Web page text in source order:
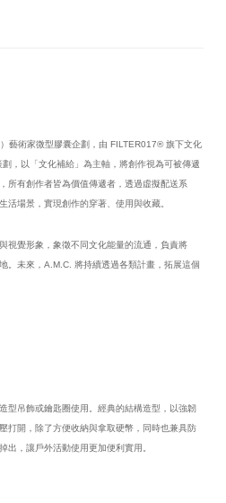
藝術家微型膠囊企劃，由 FILTER017® 旗下文化
，以「文化補給」為主軸，將創作視為可被傳遞
所有創作者皆為價值傳遞者，透過虛擬配送系
活場景，實現創作的穿著、使用與收藏。
視覺形象，象徵不同文化能量的流通，負責將
。未來，A.M.C. 將持續透過各類計畫，拓展這個
型吊飾或鑰匙圈使用。經典的結構造型，以強韌
打開，除了方便收納與拿取硬幣，同時也兼具防
出，讓戶外活動使用更加便利實用。